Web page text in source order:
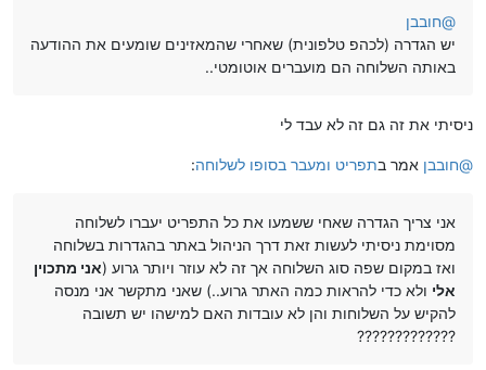
@חובבן
יש הגדרה (לכהפ טלפונית) שאחרי שהמאזינים שומעים את ההודעה
באותה השלוחה הם מועברים אוטומטי..
ניסיתי את זה גם זה לא עבד לי
@חובבן אמר בתפריט ומעבר בסופו לשלוחה:
אני צריך הגדרה שאחי ששמעו את כל התפריט יעברו לשלוחה
מסוימת ניסיתי לעשות זאת דרך הניהול באתר בהגדרות בשלוחה
ואז במקום שפה סוג השלוחה אך זה לא עוזר ויותר גרוע (אני מתכוין
אלי ולא כדי להראות כמה האתר גרוע..) שאני מתקשר אני מנסה
להקיש על השלוחות והן לא עובדות האם למישהו יש תשובה
?????????????